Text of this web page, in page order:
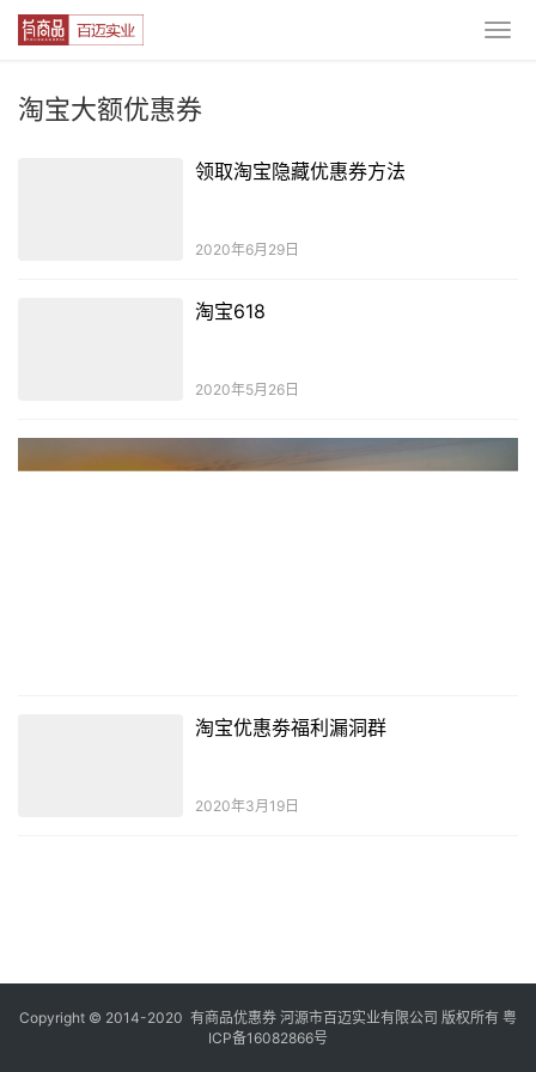
淘宝大额优惠券
领取淘宝隐藏优惠券方法
2020年6月29日
淘宝618
2020年5月26日
淘宝优惠劵福利漏洞群
2020年3月19日
Copyright © 2014-2020 有商品优惠券 河源市百迈实业有限公司 版权所有 粤
ICP备16082866号